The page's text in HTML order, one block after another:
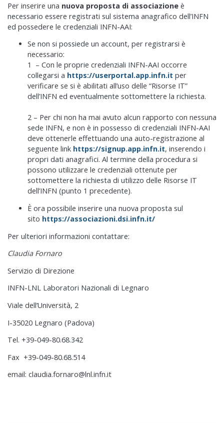
Per inserire una nuova proposta di associazione è
necessario essere registrati sul sistema anagrafico dell’INFN
ed possedere le credenziali INFN-AAI:
Se non si possiede un account, per registrarsi è
necessario:
1 – Con le proprie credenziali INFN-AAI occorre
collegarsi a https://userportal.app.infn.it per
verificare se si è abilitati all’uso delle “Risorse IT”
dell’INFN ed eventualmente sottomettere la richiesta.
2 – Per chi non ha mai avuto alcun rapporto con nessuna
sede INFN, e non è in possesso di credenziali INFN-AAI
deve ottenerle effettuando una auto-registrazione al
seguente link https://signup.app.infn.it, inserendo i
propri dati anagrafici. Al termine della procedura si
possono utilizzare le credenziali ottenute per
sottomettere la richiesta di utilizzo delle Risorse IT
dell’INFN (punto 1 precedente).
È ora possibile inserire una nuova proposta sul
sito https://associazioni.dsi.infn.it/
Per ulteriori informazioni contattare:
Claudia Fornaro
Servizio di Direzione
INFN-LNL Laboratori Nazionali di Legnaro
Viale dell’Università, 2
I-35020 Legnaro (Padova)
Tel. +39-049-80.68.342
Fax +39-049-80.68.514
email: claudia.fornaro@lnl.infn.it